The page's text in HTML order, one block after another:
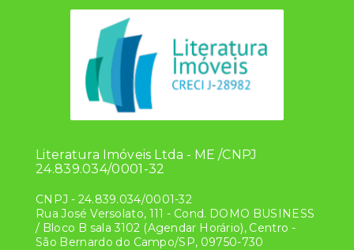
Literatura Imóveis Ltda - ME /CNPJ
24.839.034/0001-32
CNPJ - 24.839.034/0001-32
Rua José Versolato, 111 - Cond. DOMO BUSINESS
/ Bloco B sala 3102 (Agendar Horário), Centro -
São Bernardo do Campo/SP, 09750-730